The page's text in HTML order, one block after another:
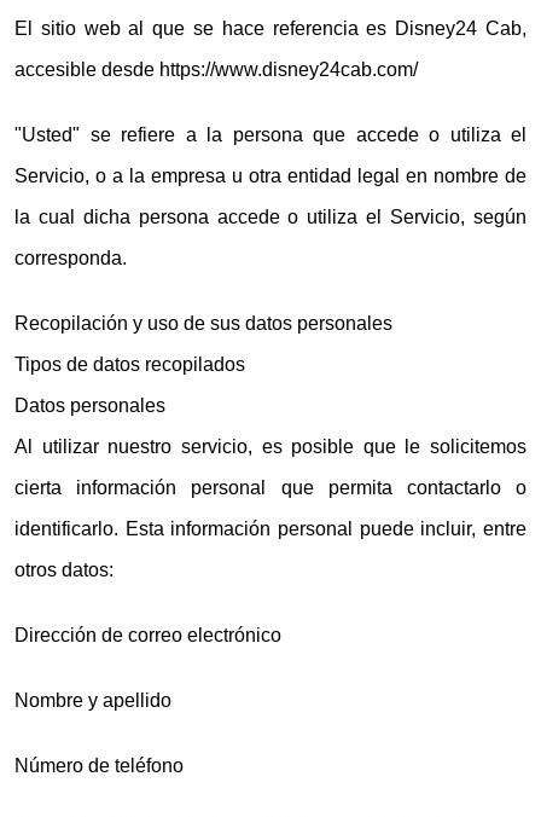
El sitio web al que se hace referencia es Disney24 Cab,
accesible desde https://www.disney24cab.com/
"Usted" se refiere a la persona que accede o utiliza el
Servicio, o a la empresa u otra entidad legal en nombre de
la cual dicha persona accede o utiliza el Servicio, según
corresponda.
Recopilación y uso de sus datos personales
Tipos de datos recopilados
Datos personales
Al utilizar nuestro servicio, es posible que le solicitemos
cierta información personal que permita contactarlo o
identificarlo. Esta información personal puede incluir, entre
otros datos:
Dirección de correo electrónico
Nombre y apellido
Número de teléfono